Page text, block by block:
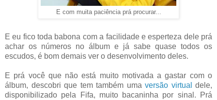
E com muita paciência prá procurar...
E eu fico toda babona com a facilidade e esperteza dele prá
achar os números no álbum e já sabe quase todos os
escudos, é bom demais ver o desenvolvimento deles.
E prá você que não está muito motivada a gastar com o
álbum, descobri que tem também uma versão virtual dele,
disponibilizado pela Fifa, muito bacaninha por sinal. Prá